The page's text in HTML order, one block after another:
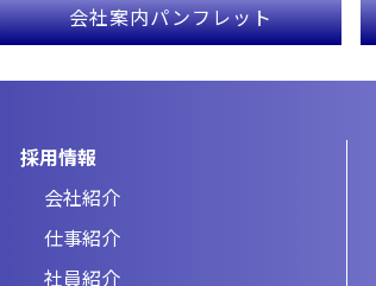
会社案内パンフレット
採用情報
会社紹介
仕事紹介
社員紹介